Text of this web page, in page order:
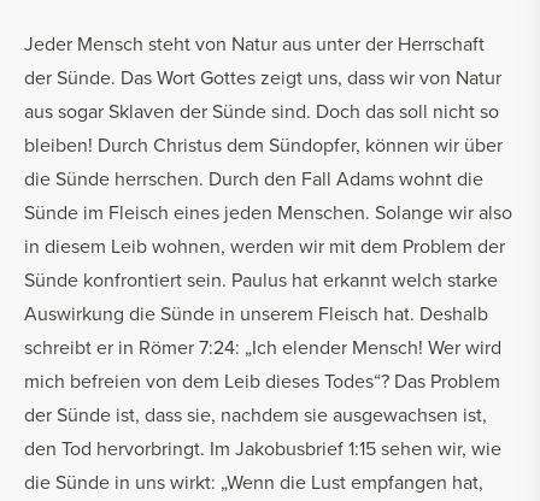
Jeder Mensch steht von Natur aus unter der Herrschaft
der Sünde. Das Wort Gottes zeigt uns, dass wir von Natur
aus sogar Sklaven der Sünde sind. Doch das soll nicht so
bleiben! Durch Christus dem Sündopfer, können wir über
die Sünde herrschen. Durch den Fall Adams wohnt die
Sünde im Fleisch eines jeden Menschen. Solange wir also
in diesem Leib wohnen, werden wir mit dem Problem der
Sünde konfrontiert sein. Paulus hat erkannt welch starke
Auswirkung die Sünde in unserem Fleisch hat. Deshalb
schreibt er in Römer 7:24: „Ich elender Mensch! Wer wird
mich befreien von dem Leib dieses Todes“? Das Problem
der Sünde ist, dass sie, nachdem sie ausgewachsen ist,
den Tod hervorbringt. Im Jakobusbrief 1:15 sehen wir, wie
die Sünde in uns wirkt: „Wenn die Lust empfangen hat,